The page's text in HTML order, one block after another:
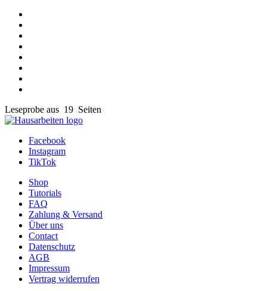
Leseprobe aus 19 Seiten
Facebook
Instagram
TikTok
Shop
Tutorials
FAQ
Zahlung & Versand
Über uns
Contact
Datenschutz
AGB
Impressum
Vertrag widerrufen